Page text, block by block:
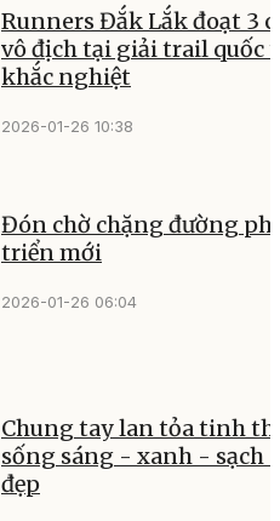
Runners Đắk Lắk đoạt 3
vô địch tại giải trail quốc
khắc nghiệt
2026-01-26 10:38
Đón chờ chặng đường
triển mới
2026-01-26 06:04
Chung tay lan tỏa tinh
sống sáng - xanh - sạch
đẹp